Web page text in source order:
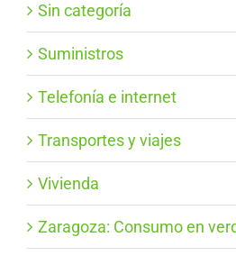
Sin categoría
Suministros
Telefonía e internet
Transportes y viajes
Vivienda
Zaragoza: Consumo en